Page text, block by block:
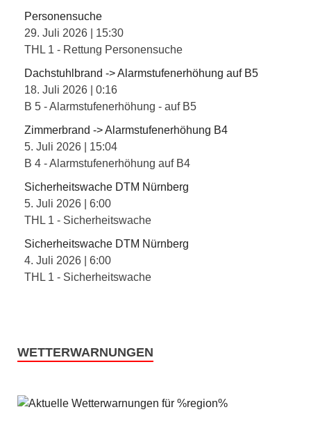
Personensuche
29. Juli 2026
15:30
THL 1 - Rettung Personensuche
Dachstuhlbrand -> Alarmstufenerhöhung auf B5
18. Juli 2026
0:16
B 5 - Alarmstufenerhöhung - auf B5
Zimmerbrand -> Alarmstufenerhöhung B4
5. Juli 2026
15:04
B 4 - Alarmstufenerhöhung auf B4
Sicherheitswache DTM Nürnberg
5. Juli 2026
6:00
THL 1 - Sicherheitswache
Sicherheitswache DTM Nürnberg
4. Juli 2026
6:00
THL 1 - Sicherheitswache
WETTERWARNUNGEN